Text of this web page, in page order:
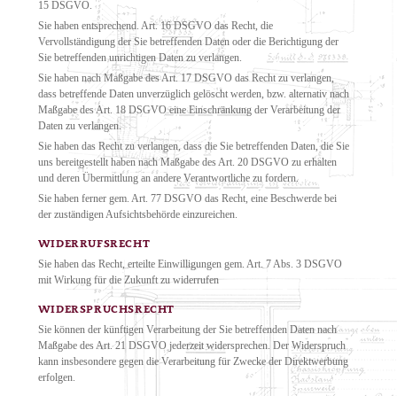
15 DSGVO.
Sie haben entsprechend. Art. 16 DSGVO das Recht, die
Vervollständigung der Sie betreffenden Daten oder die Berichtigung der
Sie betreffenden unrichtigen Daten zu verlangen.
Sie haben nach Maßgabe des Art. 17 DSGVO das Recht zu verlangen,
dass betreffende Daten unverzüglich gelöscht werden, bzw. alternativ nach
Maßgabe des Art. 18 DSGVO eine Einschränkung der Verarbeitung der
Daten zu verlangen.
Sie haben das Recht zu verlangen, dass die Sie betreffenden Daten, die Sie
uns bereitgestellt haben nach Maßgabe des Art. 20 DSGVO zu erhalten
und deren Übermittlung an andere Verantwortliche zu fordern.
Sie haben ferner gem. Art. 77 DSGVO das Recht, eine Beschwerde bei
der zuständigen Aufsichtsbehörde einzureichen.
WIDERRUFSRECHT
Sie haben das Recht, erteilte Einwilligungen gem. Art. 7 Abs. 3 DSGVO
mit Wirkung für die Zukunft zu widerrufen
WIDERSPRUCHSRECHT
Sie können der künftigen Verarbeitung der Sie betreffenden Daten nach
Maßgabe des Art. 21 DSGVO jederzeit widersprechen. Der Widerspruch
kann insbesondere gegen die Verarbeitung für Zwecke der Direktwerbung
erfolgen.